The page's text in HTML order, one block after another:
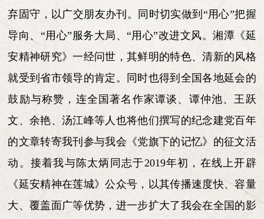
弃固守，以广交朋友办刊。同时切实做到“用心”把握
导向、“用心”服务大局、“用心”改进文风。湘潭《延
安精神研究》一经问世，其鲜明的特色、清新的风格
就受到省市领导的肯定。同时也得到全国各地延会的
鼓励与称赞，连全国著名作家谭谈、谭仲池、王跃
文、余艳、汤江峰等人也将他们撰写的纪念建党百年
的文章转寄我刊参与我会《党旗下的记忆》的征文活
动。接着我与陈太炳同志于2019年初，在线上开辟
《延安精神在莲城》公众号，以其传播速度快、容量
大、覆盖面广等优势，进一步扩大了我会在全国的影